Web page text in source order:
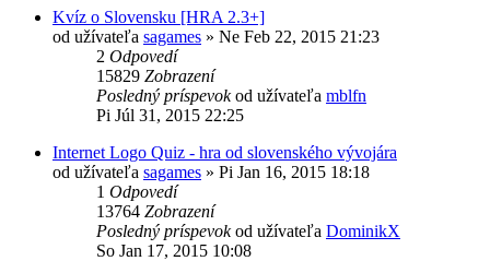
Kvíz o Slovensku [HRA 2.3+]
od užívateľa sagames » Ne Feb 22, 2015 21:23
2 Odpovedí
15829 Zobrazení
Posledný príspevokod užívateľa mblfn
Pi Júl 31, 2015 22:25
Internet Logo Quiz - hra od slovenského vývojára
od užívateľa sagames » Pi Jan 16, 2015 18:18
1 Odpovedí
13764 Zobrazení
Posledný príspevokod užívateľa DominikX
So Jan 17, 2015 10:08